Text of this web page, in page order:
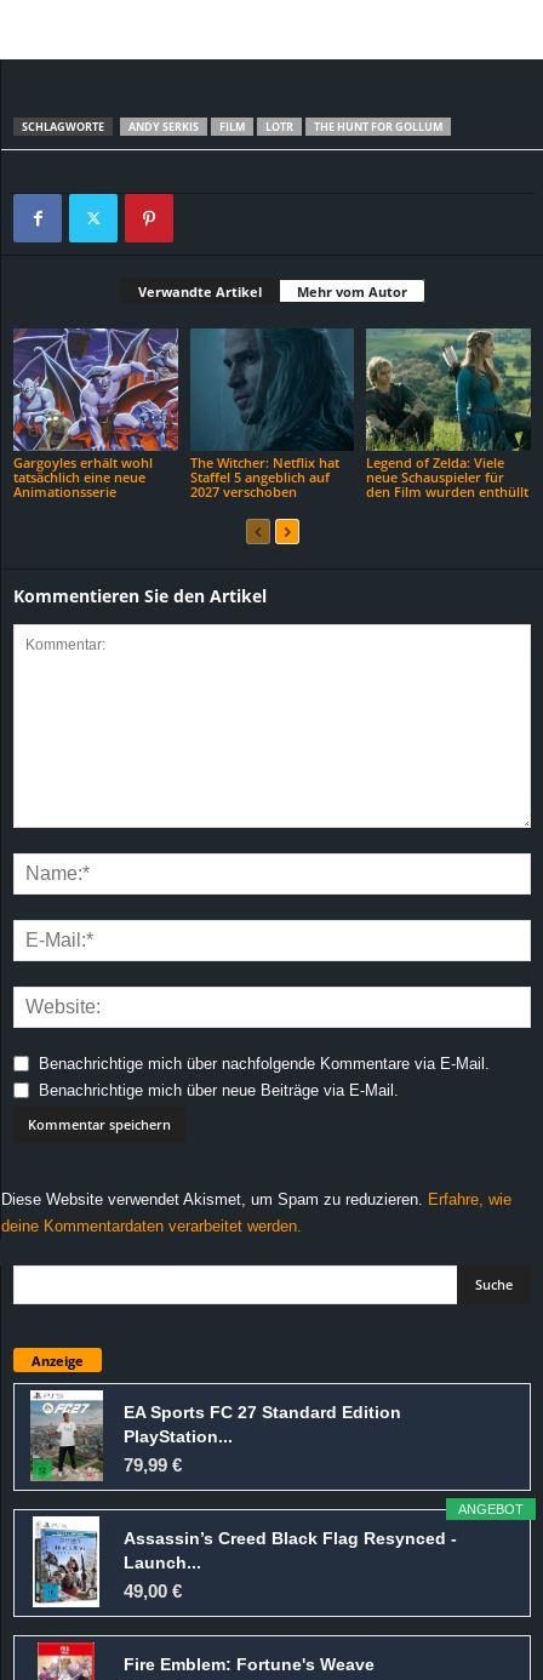
SCHLAGWORTE ANDY SERKIS FILM LOTR THE HUNT FOR GOLLUM
Verwandte Artikel Mehr vom Autor
Gargoyles erhält wohl
tatsächlich eine neue
Animationsserie
The Witcher: Netflix hat
Staffel 5 angeblich auf
2027 verschoben
Legend of Zelda: Viele
neue Schauspieler für
den Film wurden enthüllt
Kommentieren Sie den Artikel
Benachrichtige mich über nachfolgende Kommentare via E-Mail.
Benachrichtige mich über neue Beiträge via E-Mail.
Diese Website verwendet Akismet, um Spam zu reduzieren. Erfahre, wie
deine Kommentardaten verarbeitet werden.
Anzeige
EA Sports FC 27 Standard Edition
PlayStation...
79,99 €
ANGEBOT
Assassin’s Creed Black Flag Resynced -
Launch...
49,00 €
Fire Emblem: Fortune's Weave